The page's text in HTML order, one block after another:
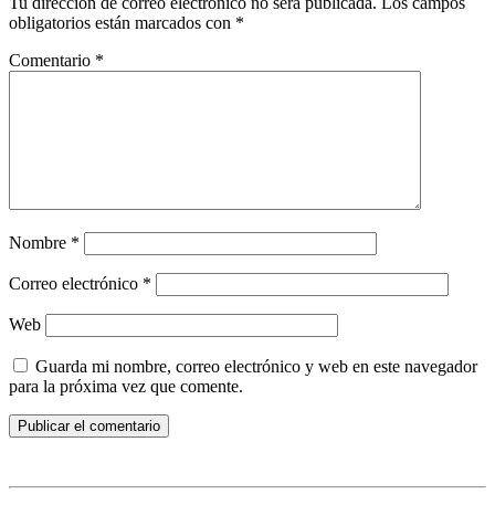
obligatorios están marcados con *
Comentario *
Nombre *
Correo electrónico *
Web
Guarda mi nombre, correo electrónico y web en este navegador
para la próxima vez que comente.